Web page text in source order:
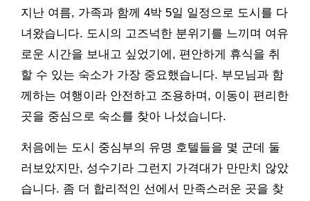
지난 여름, 가족과 함께 4박 5일 일정으로 도시를 다
녀왔습니다. 도시의 고즈넉한 분위기를 느끼며 여유
로운 시간을 보내고 싶었기에, 편안하게 휴식을 취
할 수 있는 숙소가 가장 중요했습니다. 부모님과 함
께하는 여행이라 안전하고 조용하며, 이동이 편리한
곳을 중심으로 숙소를 찾아 나섰습니다.
처음에는 도시 중심부의 유명 호텔들을 몇 군데 둘
러보았지만, 성수기라 그런지 가격대가 만만치 않았
습니다. 좀 더 합리적인 선에서 만족스러운 곳을 찾